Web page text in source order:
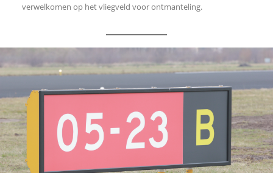
verwelkomen op het vliegveld voor ontmanteling.